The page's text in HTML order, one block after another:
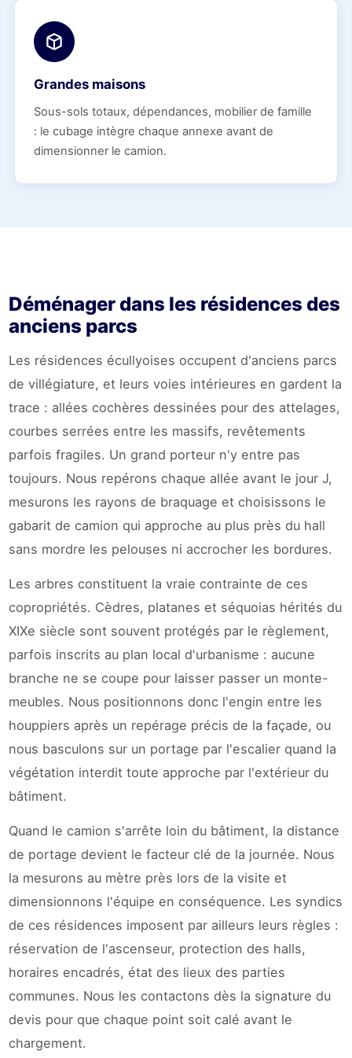
Grandes maisons
Sous-sols totaux, dépendances, mobilier de famille
: le cubage intègre chaque annexe avant de
dimensionner le camion.
Déménager dans les résidences des
anciens parcs
Les résidences écullyoises occupent d'anciens parcs
de villégiature, et leurs voies intérieures en gardent la
trace : allées cochères dessinées pour des attelages,
courbes serrées entre les massifs, revêtements
parfois fragiles. Un grand porteur n'y entre pas
toujours. Nous repérons chaque allée avant le jour J,
mesurons les rayons de braquage et choisissons le
gabarit de camion qui approche au plus près du hall
sans mordre les pelouses ni accrocher les bordures.
Les arbres constituent la vraie contrainte de ces
copropriétés. Cèdres, platanes et séquoias hérités du
XIXe siècle sont souvent protégés par le règlement,
parfois inscrits au plan local d'urbanisme : aucune
branche ne se coupe pour laisser passer un monte-
meubles. Nous positionnons donc l'engin entre les
houppiers après un repérage précis de la façade, ou
nous basculons sur un portage par l'escalier quand la
végétation interdit toute approche par l'extérieur du
bâtiment.
Quand le camion s'arrête loin du bâtiment, la distance
de portage devient le facteur clé de la journée. Nous
la mesurons au mètre près lors de la visite et
dimensionnons l'équipe en conséquence. Les syndics
de ces résidences imposent par ailleurs leurs règles :
réservation de l'ascenseur, protection des halls,
horaires encadrés, état des lieux des parties
communes. Nous les contactons dès la signature du
devis pour que chaque point soit calé avant le
chargement.